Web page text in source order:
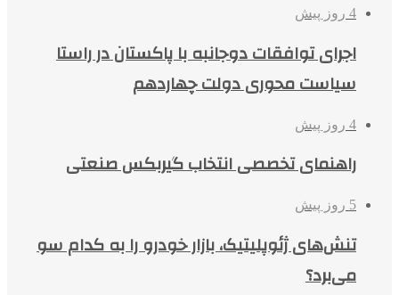
4 روز پیش
اجرای توافقات دوجانبه با پاکستان در راستا
سیاست محوری دولت چهاردهم
4 روز پیش
راهنمای تخصصی انتخاب گیربکس صنعتی
5 روز پیش
تنش‌های ژئوپلیتیک، بازار خودرو را به کدام سو
می‌برد؟